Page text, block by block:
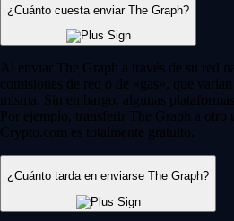
¿Cuánto cuesta enviar The Graph?
Al enviar The Graph a través de su red
comisiones de red o de «gas», que
misma. Sin embargo, algunas
Por ejemplo, transferir The Graph a otro
Crypto.com es totalmente gratuito.
¿Cuánto tarda en enviarse The Graph?